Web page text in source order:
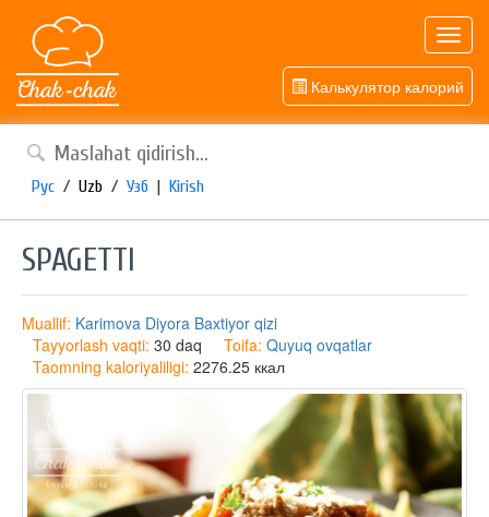
Калькулятор калорий
Рус / Uzb / Узб | Kirish
SPAGETTI
Muallif: Karimova Diyora Baxtiyor qizi
Tayyorlash vaqti: 30 daq Toifa: Quyuq ovqatlar
Taomning kaloriyaliligi: 2276.25 ккал